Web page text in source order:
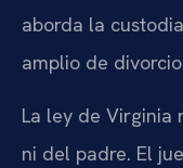
aborda la
amplio de
La ley de Virginia
ni del padre. El